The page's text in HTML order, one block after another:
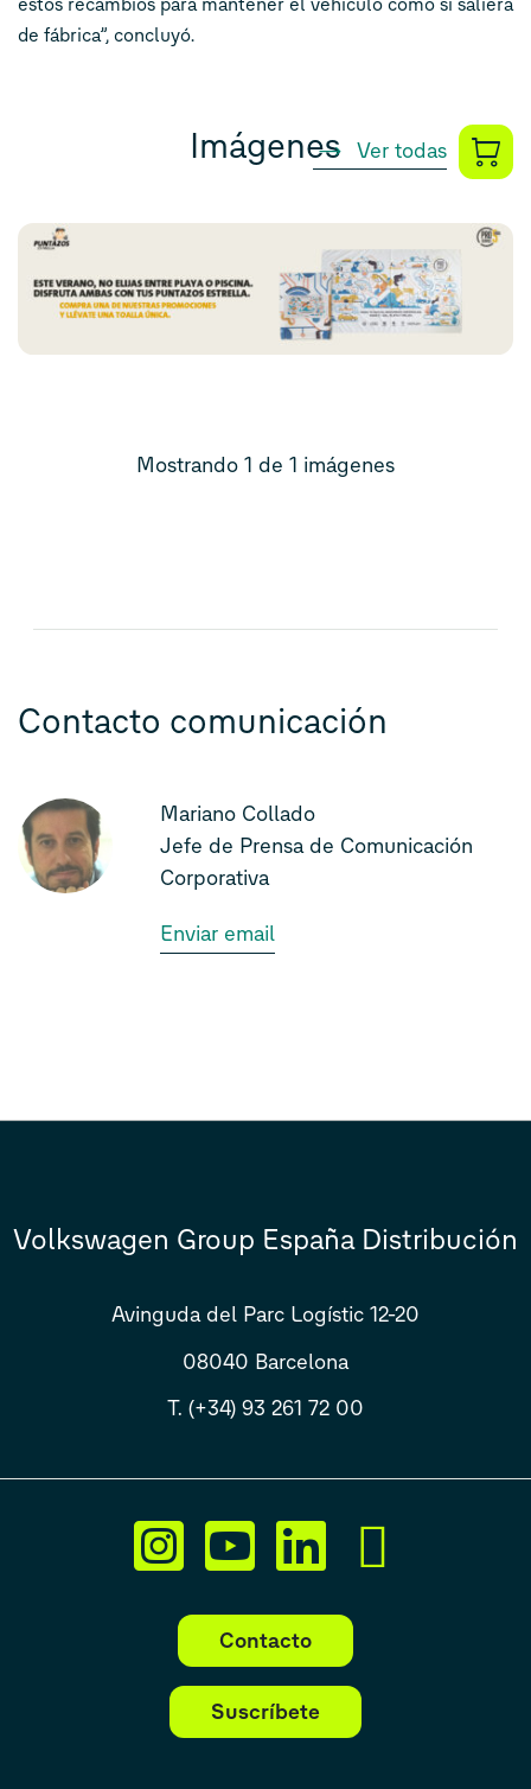
de fábrica”, concluyó.
Imágenes Ver todas
Mostrando 1 de 1 imágenes
Contacto comunicación
Mariano Collado
Jefe de Prensa de Comunicación
Corporativa
Enviar email
Volkswagen Group España Distribución
Avinguda del Parc Logístic 12-20
08040 Barcelona
T. (+34) 93 261 72 00
Contacto
Suscríbete